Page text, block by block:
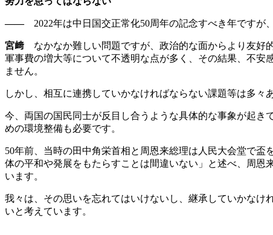
――2022年は中日国交正常化50周年の記念すべき年ですが
宮﨑 なかなか難しい問題ですが、政治的な面からより友好
軍事費の増大等について不透明な点が多く、その結果、不
ません。
しかし、相互に連携していかなければならない課題等は多々
今、両国の国民同士が反目し合うような具体的な事象が起
めの環境整備も必要です。
50年前、当時の田中角栄首相と周恩来総理は人民大会堂で
体の平和や発展をもたらすことは間違いない」と述べ、周
います。
我々は、その思いを忘れてはいけないし、継承していかな
いと考えています。